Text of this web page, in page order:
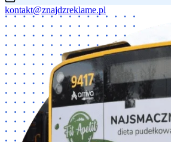
kontakt@znajdzreklame.pl